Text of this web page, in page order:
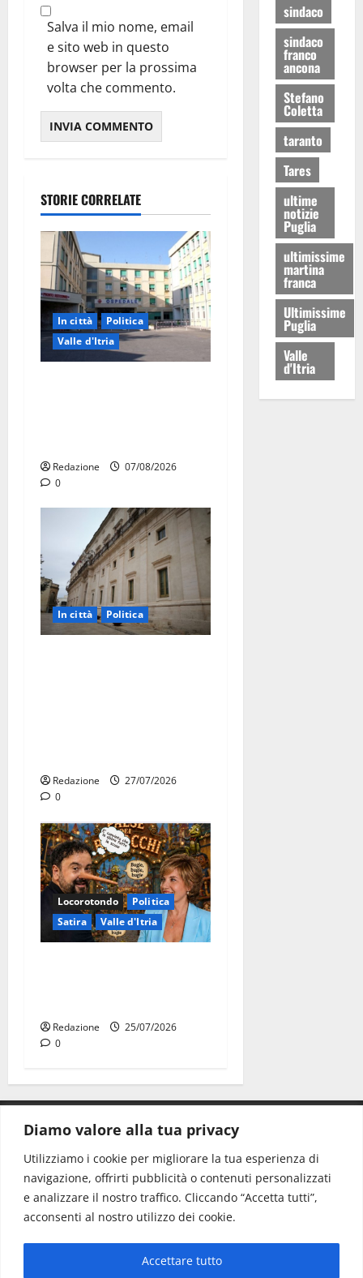
Diamo valore alla tua privacy
Utilizziamo i cookie per migliorare la tua esperienza di
navigazione, offrirti pubblicità o contenuti personalizzati
e analizzare il nostro traffico. Cliccando “Accetta tutti”,
acconsenti al nostro utilizzo dei cookie.
Accettare tutto
Salva il mio nome, email
e sito web in questo
browser per la prossima
volta che commento.
STORIE CORRELATE
In città
Politica
Valle d'Itria
Redazione
07/08/2026
0
In città Politica
Redazione
27/07/2026
0
Locorotondo
Politica
Satira
Valle d'Itria
Redazione
25/07/2026
0
sindaco
sindaco
franco
ancona
Stefano
Coletta
taranto
Tares
ultime
notizie
Puglia
ultimissime
martina
franca
Ultimissime
Puglia
Valle
d'Itria
CONTATTI.
Redazione: redazione@www.martinasera.it
Direttore:direttore@www.martinasera.it
Info & Commerciale:info@www.martinasera.it